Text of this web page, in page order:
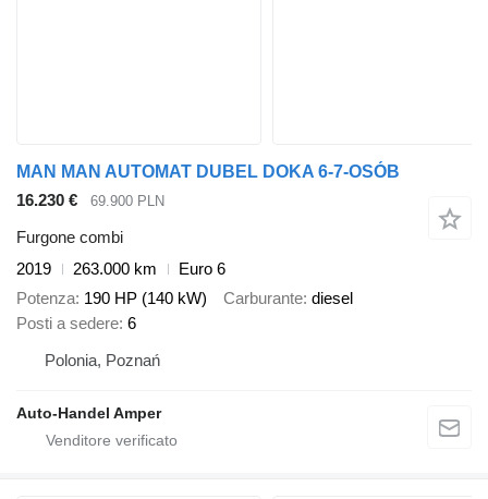
MAN MAN AUTOMAT DUBEL DOKA 6-7-OSÓB
16.230 €
69.900 PLN
Furgone combi
2019
263.000 km
Euro 6
Potenza 190 HP (140 kW) Carburante diesel
Posti a sedere 6
Polonia, Poznań
Auto-Handel Amper